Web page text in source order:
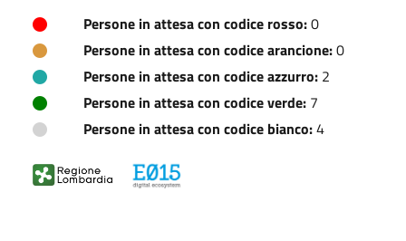
Persone in attesa con codice rosso:0
Persone in attesa con codice arancione:0
Persone in attesa con codice azzurro: 2
Persone in attesa con codice verde: 7
Persone in attesa con codice bianco:4